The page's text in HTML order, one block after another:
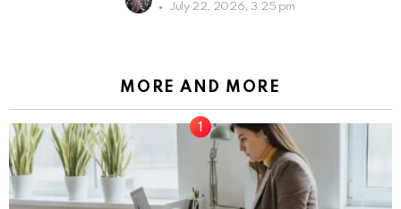
July 22, 2026, 3:25 pm
MORE AND MORE